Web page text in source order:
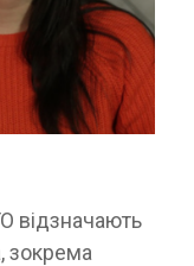
відзначають
зокрема